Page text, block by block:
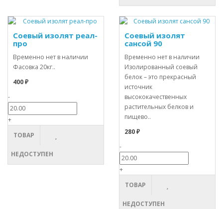
Соевый изолят реал-
про
Временно нет в наличии
Фасовка 20кг..
400 ₽
-
+
ТОВАР
НЕДОСТУПЕН
Соевый изолят
сансой 90
Временно нет в наличии
Изолированный соевый
белок – это прекрасный
источник
высококачественных
растительных белков и
пищево..
280 ₽
-
+
ТОВАР
НЕДОСТУПЕН